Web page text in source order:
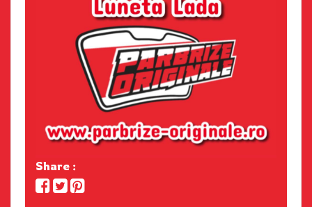
Share :